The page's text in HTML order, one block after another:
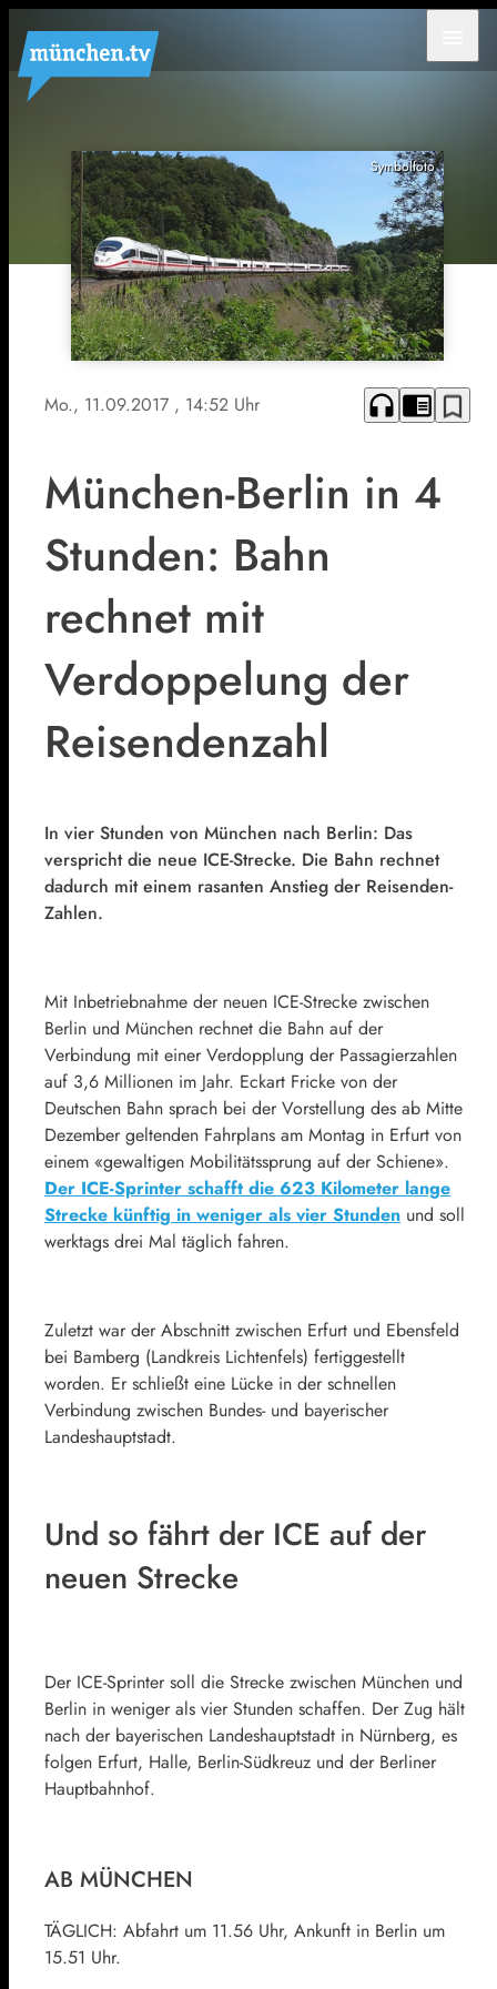
Symbolfoto
Mo., 11.09.2017 , 14:52 Uhr headphones chrome_reader_mode bookmark_border
München-Berlin in 4
Stunden: Bahn
rechnet mit
Verdoppelung der
Reisendenzahl
In vier Stunden von München nach Berlin: Das
verspricht die neue ICE-Strecke. Die Bahn rechnet
dadurch mit einem rasanten Anstieg der Reisenden-
Zahlen.
Mit Inbetriebnahme der neuen ICE-Strecke zwischen
Berlin und München rechnet die Bahn auf der
Verbindung mit einer Verdopplung der Passagierzahlen
auf 3,6 Millionen im Jahr. Eckart Fricke von der
Deutschen Bahn sprach bei der Vorstellung des ab Mitte
Dezember geltenden Fahrplans am Montag in Erfurt von
einem «gewaltigen Mobilitätssprung auf der Schiene».
Der ICE-Sprinter schafft die 623 Kilometer lange
Strecke künftig in weniger als vier Stunden und soll
werktags drei Mal täglich fahren.
Zuletzt war der Abschnitt zwischen Erfurt und Ebensfeld
bei Bamberg (Landkreis Lichtenfels) fertiggestellt
worden. Er schließt eine Lücke in der schnellen
Verbindung zwischen Bundes- und bayerischer
Landeshauptstadt.
Und so fährt der ICE auf der
neuen Strecke
Der ICE-Sprinter soll die Strecke zwischen München und
Berlin in weniger als vier Stunden schaffen. Der Zug hält
nach der bayerischen Landeshauptstadt in Nürnberg, es
folgen Erfurt, Halle, Berlin-Südkreuz und der Berliner
Hauptbahnhof.
AB MÜNCHEN
TÄGLICH: Abfahrt um 11.56 Uhr, Ankunft in Berlin um
15.51 Uhr.